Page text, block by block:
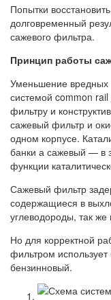
Попытки
долговременный
сажевого фильтра.
Принцип работы
Уменьшение вредных
системой common rail
фильтру и
сажевый фильтр и
одном корпусе.
банки а сажевый — в
функции
Сажевый фильтр
содержащиеся в
углеводороды, так же
Но для корректной
фильтром
бензинновый.